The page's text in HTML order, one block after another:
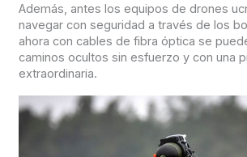
Además, antes los equipos de drones
navegar con seguridad a través de los
ahora con cables de fibra óptica se
caminos ocultos sin esfuerzo y con una
extraordinaria.